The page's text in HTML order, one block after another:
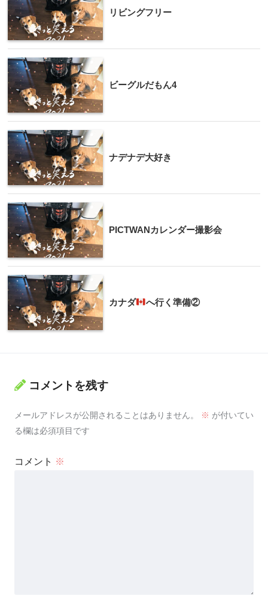
リビングフリー
ビーグルだもん4
ナデナデ大好き
PICTWANカレンダー撮影会
カナダ へ行く準備②
コメントを残す
メールアドレスが公開されることはありません。 ※ が付いてい
る欄は必須項目です
コメント ※